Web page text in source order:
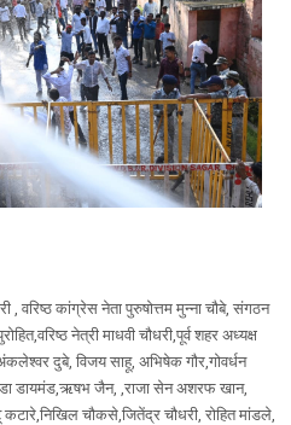
, वरिष्ठ कांग्रेस नेता पुरुषोत्तम मुन्ना चौबे, संगठन
नेत्री माधवी चौधरी,पूर्व शहर अध्यक्ष
दुबे, विजय साहू, अभिषेक गौर,गोवर्धन
डायमंड,ऋषभ जैन, ,राजा सेन अशरफ खान,
चौकसे,जितेंद्र चौधरी, रोहित मांडले,